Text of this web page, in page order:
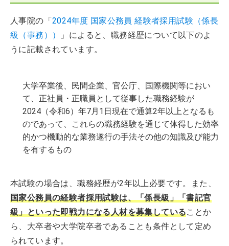
人事院の「2024年度 国家公務員 経験者採用試験（係長
級（事務））
」によると、職務経歴について以下のよ
うに記載されています。
大学卒業後、民間企業、官公庁、国際機関等におい
て、正社員・正職員として従事した職務経験が
2024（令和6）年7月1日現在で通算2年以上となるも
のであって、これらの職務経験を通じて体得した効率
的かつ機動的な業務遂行の手法その他の知識及び能力
を有するもの
本試験の場合は、職務経歴が2年以上必要です。また、
国家公務員の経験者採用試験は、「係長級」「書記官
級」といった即戦力になる人材を募集していることか
ら、大卒者や大学院卒者であることも条件として定め
られています。